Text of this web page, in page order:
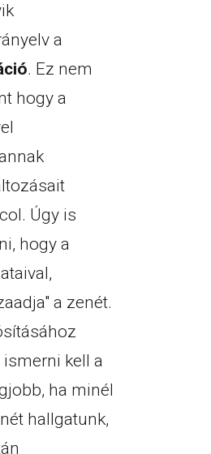
a
. Ez nem
hogy a
Úgy is
hogy a
a zenét.
kell a
ha minél
hallgatunk,